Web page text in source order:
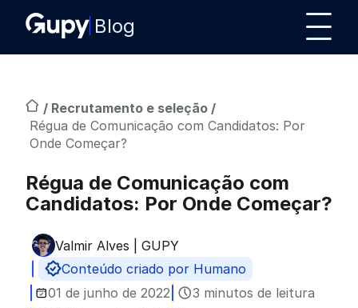
Blog
/ Recrutamento e seleção /
Régua de Comunicação com Candidatos: Por
Onde Começar?
Régua de Comunicação com
Candidatos: Por Onde Começar?
Publicado por
Valmir Alves | GUPY
Conteúdo criado por Humano
01 de junho de 2022
3 minutos de leitura